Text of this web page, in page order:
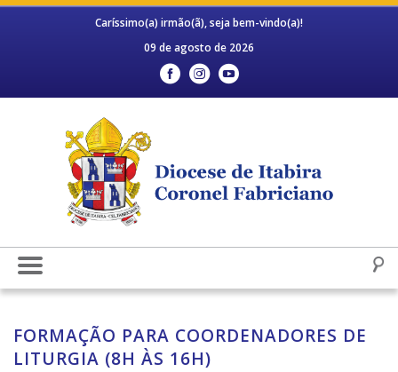
Caríssimo(a) irmão(ã), seja bem-vindo(a)!
09 de agosto de 2026
FORMAÇÃO PARA COORDENADORES DE
LITURGIA (8H ÀS 16H)